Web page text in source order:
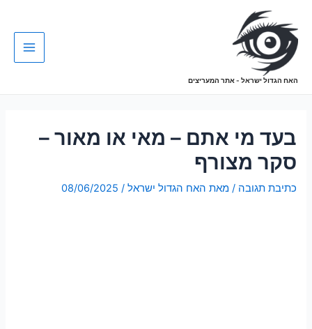
האח הגדול ישראל - אתר המעריצים
בעד מי אתם – מאי או מאור –
סקר מצורף
כתיבת תגובה / מאתהאח הגדול ישראל/
08/06/2025